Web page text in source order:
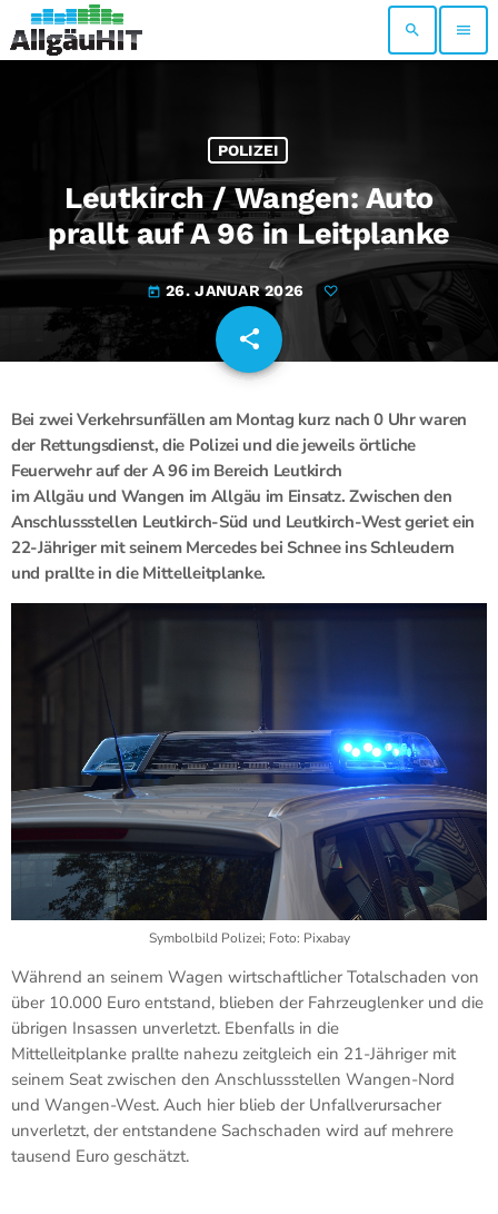
search menu
POLIZEI
Leutkirch / Wangen: Auto
prallt auf A 96 in Leitplanke
today 26. JANUAR 2026
share
email
Bei zwei Verkehrsunfällen am Montag kurz nach 0 Uhr waren
der Rettungsdienst, die Polizei und die jeweils örtliche
Feuerwehr auf der A 96 im Bereich Leutkirch
im Allgäu und Wangen im Allgäu im Einsatz. Zwischen den
Anschlussstellen Leutkirch-Süd und Leutkirch-West geriet ein
22-Jähriger mit seinem Mercedes bei Schnee ins Schleudern
und prallte in die Mittelleitplanke.
Symbolbild Polizei; Foto: Pixabay
Während an seinem Wagen wirtschaftlicher Totalschaden von
über 10.000 Euro entstand, blieben der Fahrzeuglenker und die
übrigen Insassen unverletzt. Ebenfalls in die
Mittelleitplanke prallte nahezu zeitgleich ein 21-Jähriger mit
seinem Seat zwischen den Anschlussstellen Wangen-Nord
und Wangen-West. Auch hier blieb der Unfallverursacher
unverletzt, der entstandene Sachschaden wird auf mehrere
tausend Euro geschätzt.